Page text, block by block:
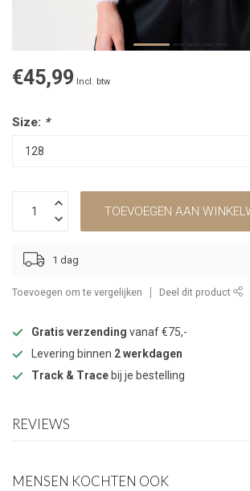
€45,99 Incl. btw
Size: *
TOEVOEGEN AAN
1 dag
Toevoegen om te vergelijken Deel dit product
Gratis verzending vanaf €75,-
Levering binnen 2 werkdagen
Track & Trace bij je bestelling
REVIEWS
MENSEN KOCHTEN OOK